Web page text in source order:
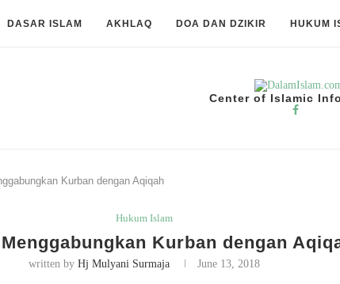
DASAR ISLAM AKHLAQ DOA DAN DZIKIR HUKUM
Center of Islamic
Kurban dengan Aqiqah
Hukum Islam
Kurban dengan
written by Hj Mulyani Surmaja June 13, 2018